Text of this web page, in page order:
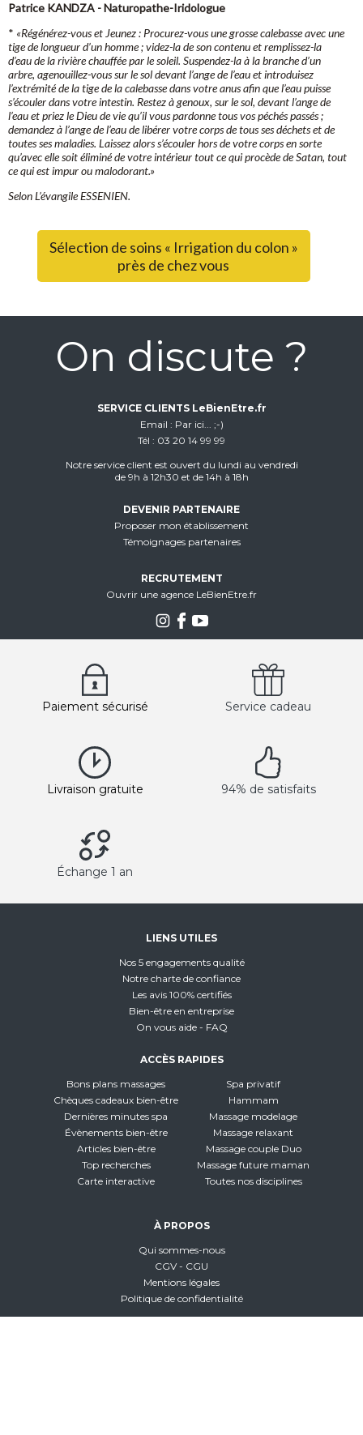
Patrice KANDZA - Naturopathe-Iridologue
* «Régénérez-vous et Jeunez : Procurez-vous une grosse calebasse avec une
tige de longueur d’un homme ; videz-la de son contenu et remplissez-la
d’eau de la rivière chauffée par le soleil. Suspendez-la à la branche d’un
arbre, agenouillez-vous sur le sol devant l’ange de l’eau et introduisez
l’extrémité de la tige de la calebasse dans votre anus afin que l’eau puisse
s’écouler dans votre intestin. Restez à genoux, sur le sol, devant l’ange de
l’eau et priez le Dieu de vie qu’il vous pardonne tous vos péchés passés ;
demandez à l’ange de l’eau de libérer votre corps de tous ses déchets et de
toutes ses maladies. Laissez alors s’écouler hors de votre corps en sorte
qu’avec elle soit éliminé de votre intérieur tout ce qui procède de Satan, tout
ce qui est impur ou malodorant.»
Selon L’évangile ESSENIEN.
Sélection de soins « Irrigation du colon »
près de chez vous
On discute ?
SERVICE CLIENTS LeBienEtre.fr
Email
Par ici... ;-)
Tél
03 20 14 99 99
Notre service client est ouvert du lundi au vendredi
de 9h à 12h30 et de 14h à 18h
DEVENIR PARTENAIRE
Proposer mon établissement
Témoignages partenaires
RECRUTEMENT
Ouvrir une agence LeBienEtre.fr
Paiement sécurisé Service cadeau
Livraison gratuite 94% de satisfaits
Échange 1 an
LIENS UTILES
Nos 5 engagements qualité
Notre charte de confiance
Les avis 100% certifiés
Bien-être en entreprise
On vous aide - FAQ
ACCÈS RAPIDES
Bons plans massages
Chèques cadeaux bien-être
Dernières minutes spa
Évènements bien-être
Articles bien-être
Top recherches
Carte interactive
Spa privatif
Hammam
Massage modelage
Massage relaxant
Massage couple Duo
Massage future maman
Toutes nos disciplines
À PROPOS
Qui sommes-nous
CGV - CGU
Mentions légales
Politique de confidentialité